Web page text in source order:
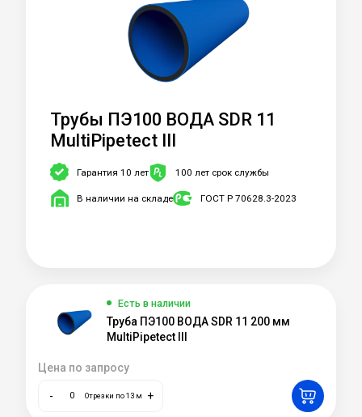
Трубы ПЭ100 ВОДА SDR 11
MultiPipetect III
Гарантия 10 лет 100 лет срок службы
В наличии на складе ГОСТ Р 70628.3-2023
Есть в наличии
Труба ПЭ100 ВОДА SDR 11 200 мм
MultiPipetect III
Цена по запросу
- Отрезки по 13 м +